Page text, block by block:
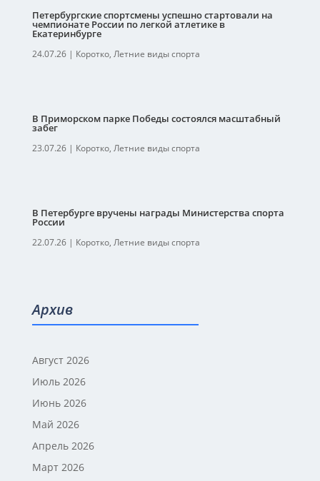
Петербургские спортсмены успешно стартовали на
чемпионате России по легкой атлетике в
Екатеринбурге
24.07.26| Коротко, Летние виды спорта
В Приморском парке Победы состоялся масштабный
забег
23.07.26| Коротко, Летние виды спорта
В Петербурге вручены награды Министерства спорта
России
22.07.26| Коротко, Летние виды спорта
Архив
Август 2026
Июль 2026
Июнь 2026
Май 2026
Апрель 2026
Март 2026